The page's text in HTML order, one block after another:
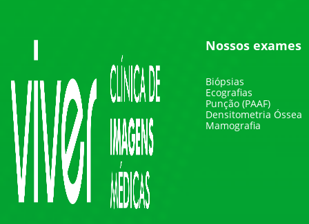
Nossos exames
Biópsias
Ecografias
Punção (PAAF)
Densitometria Óssea
Mamografia